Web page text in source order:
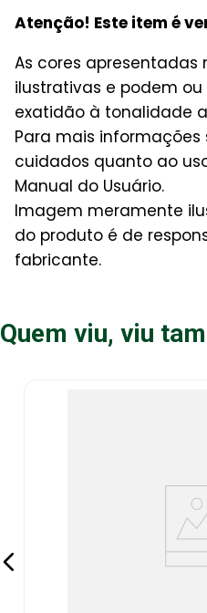
Atenção! Este item é
As cores
ilustrativas e podem
exatidão à tonalidade
Para mais informações
cuidados quanto ao
Manual do Usuário.
Imagem meramente
do produto é de
fabricante.
Quem viu, viu